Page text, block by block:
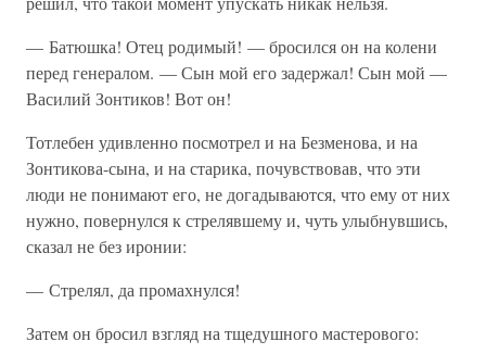
— Батюшка! Отец родимый! — бросился он на колени
перед генералом. — Сын мой его задержал! Сын мой —
Василий Зонтиков! Вот он!
Тотлебен удивленно посмотрел и на Безменова, и на
Зонтикова-сына, и на старика, почувствовав, что эти
люди не понимают его, не догадываются, что ему от них
нужно, повернулся к стрелявшему и, чуть улыбнувшись,
сказал не без иронии:
— Стрелял, да промахнулся!
Затем он бросил взгляд на тщедушного мастерового: